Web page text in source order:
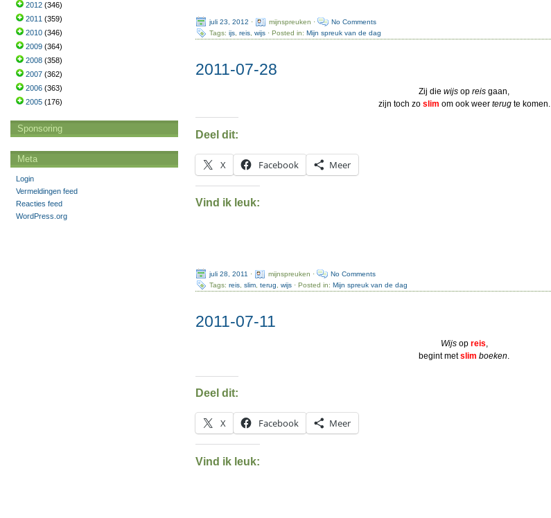
juli 23, 2012 · mijnspreuken ·
No Comments
Tags:ijs ,reis ,wijs · Posted in:Mijn spreuk van de dag
2011-07-28
Zij diewijs opreis gaan,
zijn toch zo slim om ook weer terugte komen.
Deel dit:
X Facebook Meer
Vind ik leuk:
juli 28, 2011 · mijnspreuken ·
No Comments
Tags:reis ,slim ,terug ,wijs · Posted in:Mijn spreuk van de dag
2011-07-11
Wijsop reis
begint metslim boeken
Deel dit:
X Facebook Meer
Vind ik leuk:
2012 (346)
2011 (359)
2010 (346)
2009 (364)
2008 (358)
2007 (362)
2006 (363)
2005 (176)
Sponsoring
Meta
Login
Vermeldingen feed
Reacties feed
WordPress.org